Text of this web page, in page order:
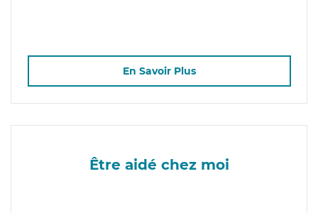
En Savoir Plus
Être aidé chez moi